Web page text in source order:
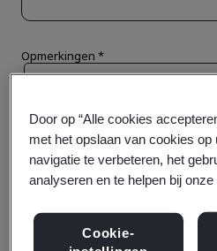
Door op “Alle cookies
met het opslaan van cookies op
navigatie te verbeteren, het
analyseren en te helpen bij
Cookie-